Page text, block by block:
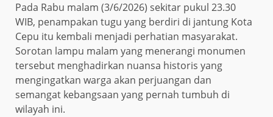
Pada Rabu malam (3/6/2026) sekitar pukul 23.30
WIB, penampakan tugu yang berdiri di jantung Kota
Cepu itu kembali menjadi perhatian masyarakat.
Sorotan lampu malam yang menerangi monumen
tersebut menghadirkan nuansa historis yang
mengingatkan warga akan perjuangan dan
semangat kebangsaan yang pernah tumbuh di
wilayah ini.